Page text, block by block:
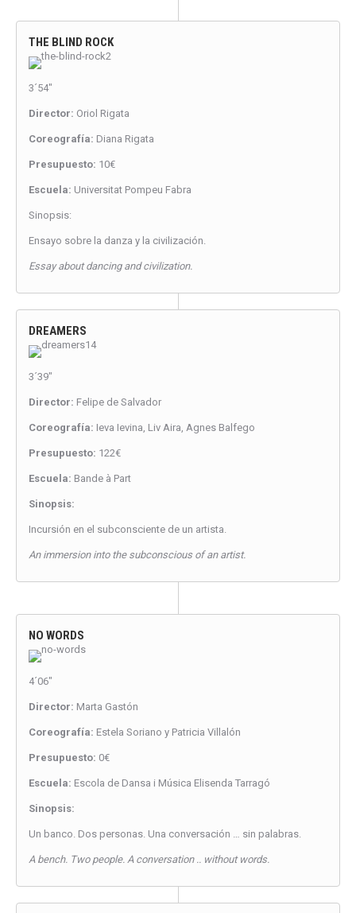
THE BLIND ROCK
3´54″
Director: Oriol Rigata
Coreografía: Diana Rigata
Presupuesto: 10€
Escuela: Universitat Pompeu Fabra
Sinopsis:
Ensayo sobre la danza y la civilización.
Essay about dancing and civilization.
DREAMERS
3´39″
Director: Felipe de Salvador
Coreografía: Ieva Ievina, Liv Aira, Agnes Balfego
Presupuesto: 122€
Escuela: Bande à Part
Sinopsis:
Incursión en el subconsciente de un artista.
An immersion into the subconscious of an artist.
NO WORDS
4´06″
Director: Marta Gastón
Coreografía: Estela Soriano y Patricia Villalón
Presupuesto: 0€
Escuela: Escola de Dansa i Música Elisenda Tarragó
Sinopsis:
Un banco. Dos personas. Una conversación … sin palabras.
A bench. Two people. A conversation .. without words.